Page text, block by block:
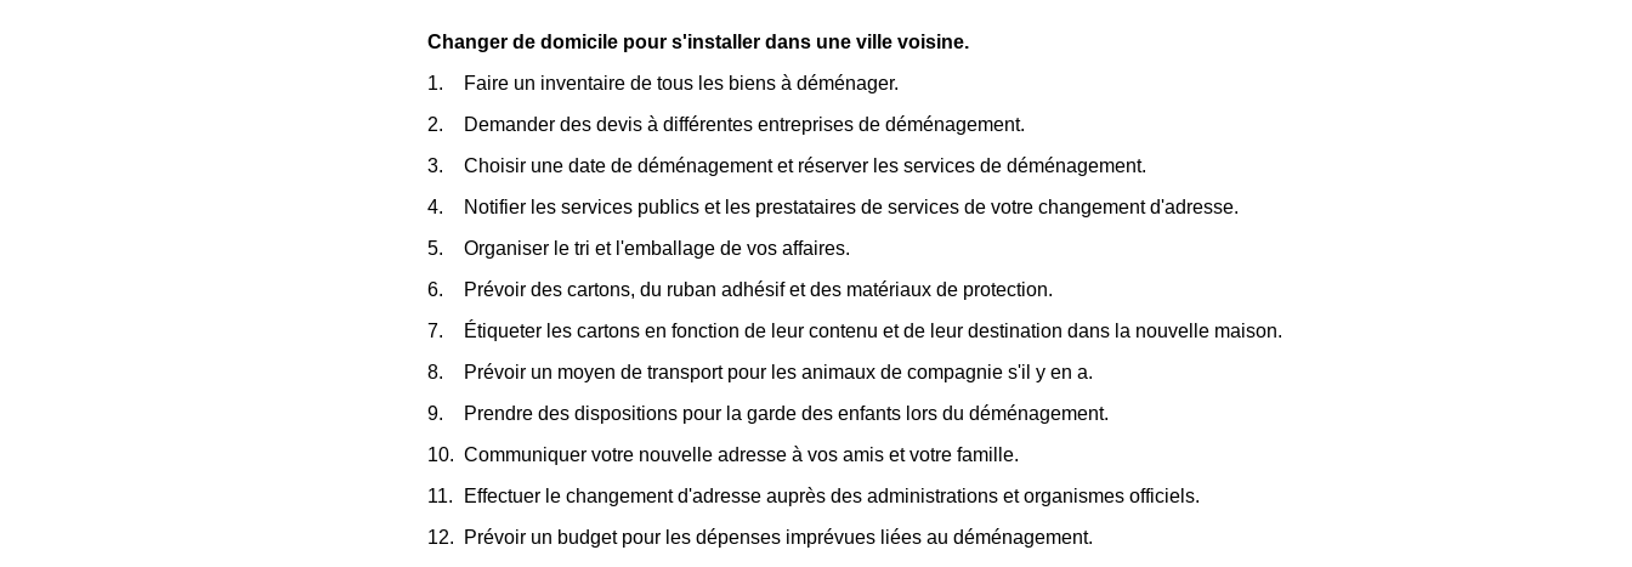
Changer de domicile pour s'installer dans une ville voisine.
Faire un inventaire de tous les biens à déménager.
Demander des devis à différentes entreprises de déménagement.
Choisir une date de déménagement et réserver les services de déménagement.
Notifier les services publics et les prestataires de services de votre changement d'adresse.
Organiser le tri et l'emballage de vos affaires.
Prévoir des cartons, du ruban adhésif et des matériaux de protection.
Étiqueter les cartons en fonction de leur contenu et de leur destination dans la nouvelle maison.
Prévoir un moyen de transport pour les animaux de compagnie s'il y en a.
Prendre des dispositions pour la garde des enfants lors du déménagement.
Communiquer votre nouvelle adresse à vos amis et votre famille.
Effectuer le changement d'adresse auprès des administrations et organismes officiels.
Prévoir un budget pour les dépenses imprévues liées au déménagement.